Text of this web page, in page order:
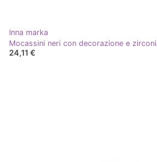
Inna marka
Mocassini neri con decorazione e
24,11 €